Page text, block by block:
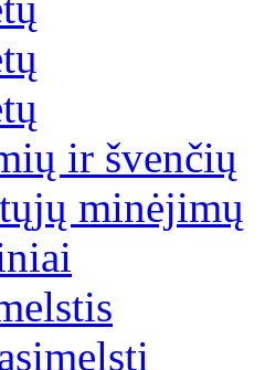
ir švenčių
minėjimų